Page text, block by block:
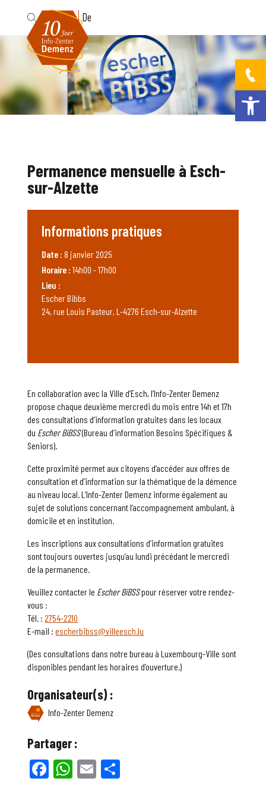
Ouvrir la
Fr De
En collaboration avec la Ville d’Esch, l’Info-Zenter Demenz
propose chaque deuxième mercredi du mois entre 14h et 17h
des consultations d’information gratuites dans les locaux
du Escher BiBSS(Bureau d’information Besoins Spécifiques &
Seniors).
Cette proximité permet aux citoyens d’accéder aux offres de
consultation et d’information sur la thématique de la démence
au niveau local. L’Info-Zenter Demenz informe également au
sujet de solutions concernant l’accompagnement ambulant, à
domicile et en institution.
Les inscriptions aux consultations d’information gratuites
sont toujours ouvertes jusqu’au lundi précédant le mercredi
de la permanence.
Veuillez contacter le Escher BiBSSpour réserver votre rendez-
vous :
Tél. :2754-2210
E-mail :escherbibss@villeesch.lu
(Des consultations dans notre bureau à Luxembourg-Ville sont
disponibles pendant les horaires d’ouverture.)
Organisateur(s) :
Info-Zenter Demenz
Partager :
Facebook
WhatsApp
Email
Permanence mensuelle à Esch-
sur-Alzette
Informations pratiques
Date : 8 janvier 2025
Horaire : 14h00 - 17h00
Lieu :
Escher Bibbs
24, rue Louis Pasteur, L-4276 Esch-sur-Alzette